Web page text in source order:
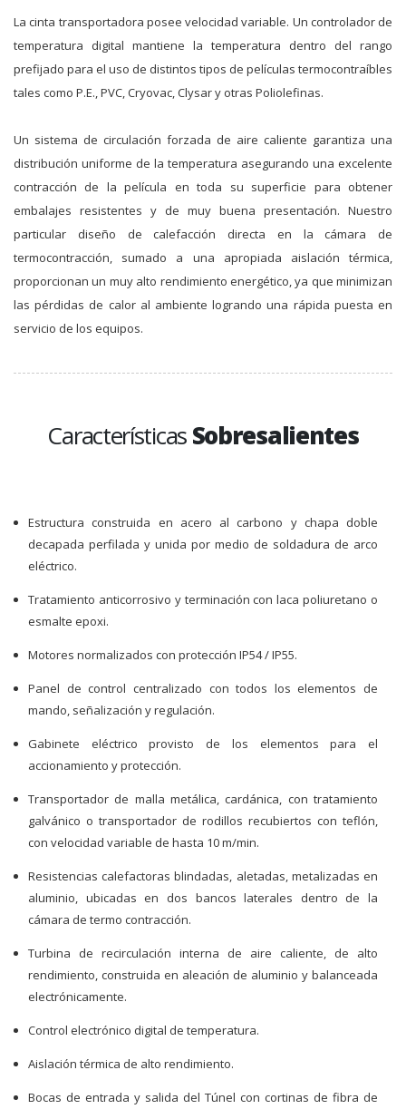
La cinta transportadora posee velocidad variable. Un controlador de
temperatura digital mantiene la temperatura dentro del rango
prefijado para el uso de distintos tipos de películas termocontraíbles
tales como P.E., PVC, Cryovac, Clysar y otras Poliolefinas.
Un sistema de circulación forzada de aire caliente garantiza una
distribución uniforme de la temperatura asegurando una excelente
contracción de la película en toda su superficie para obtener
embalajes resistentes y de muy buena presentación. Nuestro
particular diseño de calefacción directa en la cámara de
termocontracción, sumado a una apropiada aislación térmica,
proporcionan un muy alto rendimiento energético, ya que minimizan
las pérdidas de calor al ambiente logrando una rápida puesta en
servicio de los equipos.
CaracterísticasSobresalientes
Estructura construida en acero al carbono y chapa doble
decapada perfilada y unida por medio de soldadura de arco
eléctrico.
Tratamiento anticorrosivo y terminación con laca poliuretano o
esmalte epoxi.
Motores normalizados con protección IP54 / IP55.
Panel de control centralizado con todos los elementos de
mando, señalización y regulación.
Gabinete eléctrico provisto de los elementos para el
accionamiento y protección.
Transportador de malla metálica, cardánica, con tratamiento
galvánico o transportador de rodillos recubiertos con teflón,
con velocidad variable de hasta 10 m/min.
Resistencias calefactoras blindadas, aletadas, metalizadas en
aluminio, ubicadas en dos bancos laterales dentro de la
cámara de termo contracción.
Turbina de recirculación interna de aire caliente, de alto
rendimiento, construida en aleación de aluminio y balanceada
electrónicamente.
Control electrónico digital de temperatura.
Aislación térmica de alto rendimiento.
Bocas de entrada y salida del Túnel con cortinas de fibra de